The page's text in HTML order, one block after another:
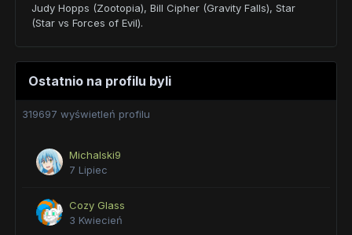
Judy Hopps (Zootopia), Bill Cipher (Gravity Falls), Star
(Star vs Forces of Evil).
Ostatnio na profilu byli
319697 wyświetleń profilu
Michalski9
7 Lipiec
Cozy Glass
3 Kwiecień